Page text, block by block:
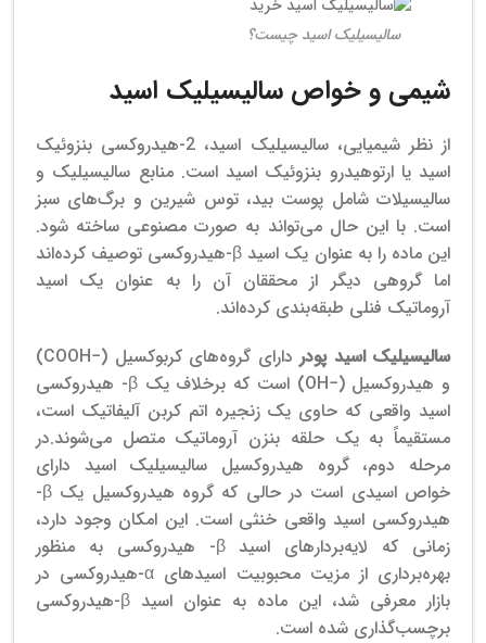
سالیسیلیک اسید چیست؟
شیمی و خواص سالیسیلیک اسید
از نظر شیمیایی، سالیسیلیک اسید، 2-هیدروکسی بنزوئیک
اسید یا ارتوهیدرو بنزوئیک اسید است. منابع سالیسیلیک و
سالیسیلات شامل پوست بید، توس شیرین و برگ‌های سبز
است. با این حال می‌تواند به صورت مصنوعی ساخته شود.
این ماده را به عنوان یک اسید β-هیدروکسی توصیف کرده‌اند
اما گروهی دیگر از محققان آن را به عنوان یک اسید
آروماتیک فنلی طبقه‌بندی کرده‌اند.
سالیسیلیک اسید پودر
دارای گروه‌های کربوکسیل (−COOH)
و هیدروکسیل (−OH) است که برخلاف یک β- هیدروکسی
اسید واقعی که حاوی یک زنجیره اتم کربن آلیفاتیک است،
مستقیماً به یک حلقه بنزن آروماتیک متصل می‌شوند.در
مرحله دوم، گروه هیدروکسیل سالیسیلیک اسید دارای
خواص اسیدی است در حالی که گروه هیدروکسیل یک β-
هیدروکسی اسید واقعی خنثی است. این امکان وجود دارد،
زمانی که لایه‌بردارهای اسید β- هیدروکسی به منظور
بهره‌برداری از مزیت محبوبیت اسیدهای α-هیدروکسی در
بازار معرفی شد، این ماده به عنوان اسید β-هیدروکسی
برچسب‌گذاری شده است.